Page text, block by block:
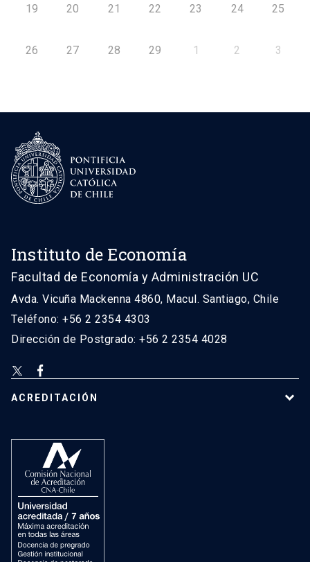
19 20 21 22 23 24 25
26 27 28 29 1 2 3
Instituto de Economía
Facultad de Economía y Administración UC
Avda. Vicuña Mackenna 4860, Macul. Santiago, Chile
Teléfono: +56 2 2354 4303
Dirección de Postgrado: +56 2 2354 4028
ACREDITACIÓN